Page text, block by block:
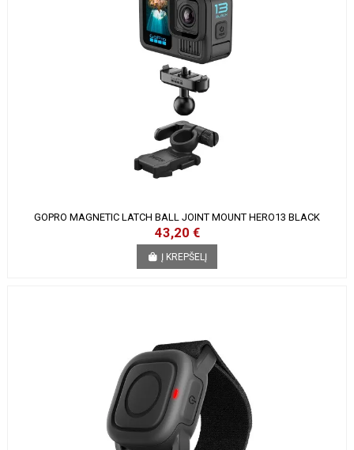
GOPRO MAGNETIC LATCH BALL JOINT MOUNT HERO13 BLACK
43,20 €
Į KREPŠELĮ